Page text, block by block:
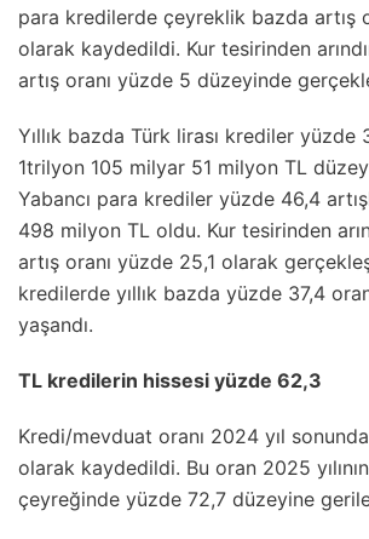
para kredilerde çeyreklik bazda artış
olarak kaydedildi. Kur tesirinden
artış oranı yüzde 5 düzeyinde
Yıllık bazda Türk lirası krediler
1trilyon 105 milyar 51 milyon TL
Yabancı para krediler yüzde 46,4
498 milyon TL oldu. Kur tesirinden
artış oranı yüzde 25,1 olarak
kredilerde yıllık bazda yüzde 37,4
yaşandı.
TL kredilerin hissesi yüzde 62,3
Kredi/mevduat oranı 2024 yıl
olarak kaydedildi. Bu oran 2025
çeyreğinde yüzde 72,7 düzeyine